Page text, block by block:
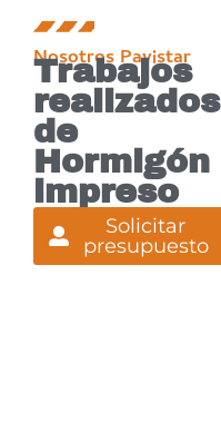
Nosotros Pavistar
Trabajos
realizados
de
Hormigón
impreso
Solicitar
presupuesto